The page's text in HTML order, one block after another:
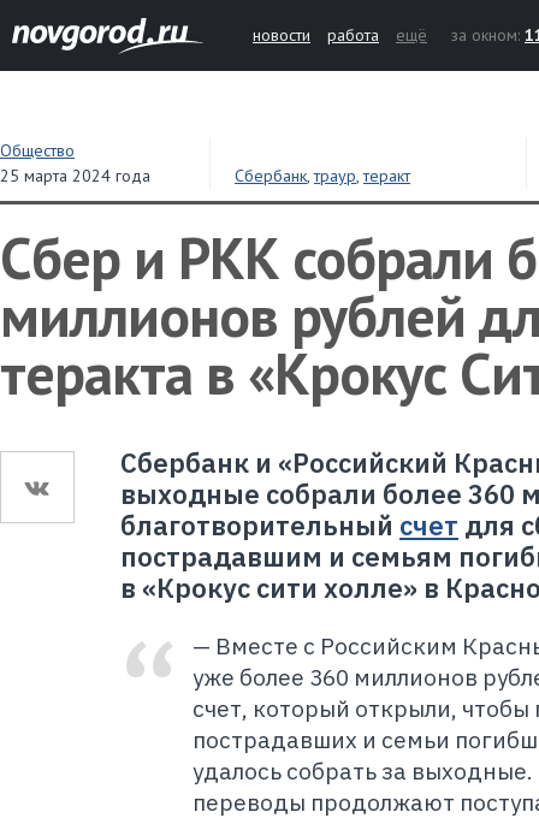
новости работа ещё за окном:
Общество
25 марта 2024 года
Сбербанк,траур,теракт
Сбер и РКК собрали
миллионов рублей
теракта в «Крокус
Сбербанк и «Российский
выходные собрали более 360
благотворительный счет для
пострадавшим и семьям
в «Крокус сити холле» в
— Вместе с Российским
уже более 360 миллионов
счет, который открыли,
пострадавших и семьи
удалось собрать за
переводы продолжают